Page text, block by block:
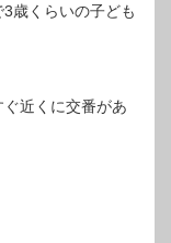
歳くらいの子ども
近くに交番があ